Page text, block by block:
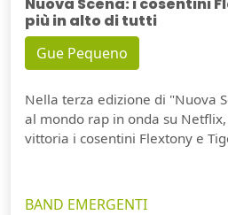
più in alto di tutti
Gue Pequeno
Nella terza edizione di "Nuova
al mondo rap in onda su
vittoria i cosentini Flextony e
BAND EMERGENTI